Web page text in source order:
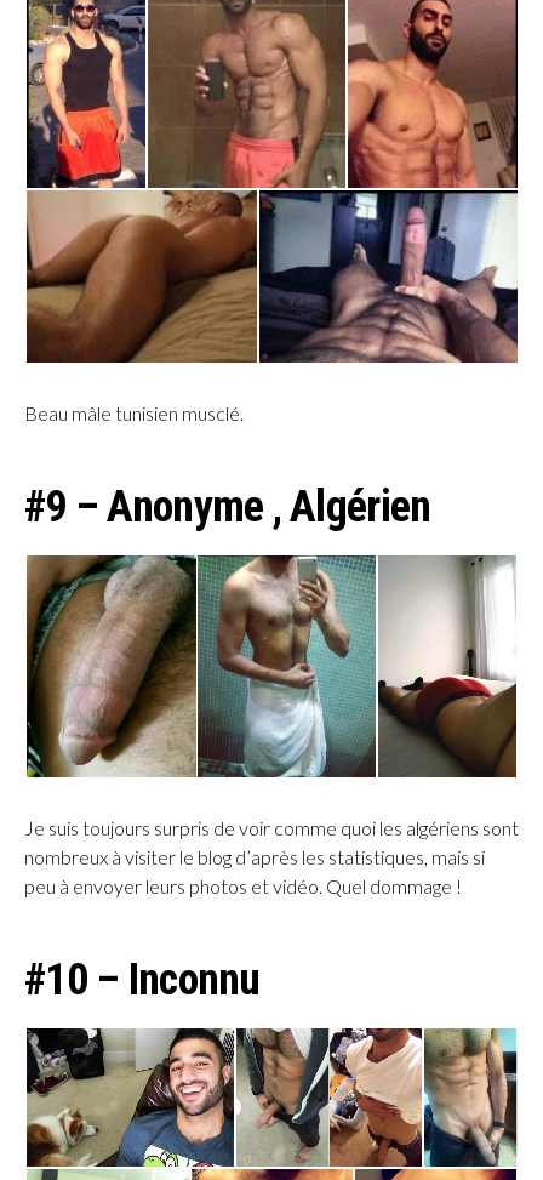
Beau mâle tunisien musclé.
#9 – Anonyme , Algérien
Je suis toujours surpris de voir comme quoi les algériens sont
nombreux à visiter le blog d’après les statistiques, mais si
peu à envoyer leurs photos et vidéo. Quel dommage !
#10 – Inconnu